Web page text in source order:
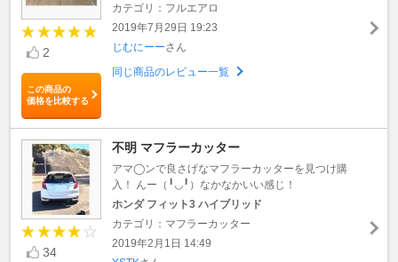
2
この商品の
価格を比較する
カテゴリ：フルエアロ
2019年7月29日 19:23
じむにーーさん
同じ商品のレビュー一覧
34
不明 マフラーカッター
アマ◯ンで良さげなマフラーカッターを見つけ購
入！ んー（╹◡╹）なかなかいい感じ！
ホンダ フィット3 ハイブリッド
カテゴリ：マフラーカッター
2019年2月1日 14:49